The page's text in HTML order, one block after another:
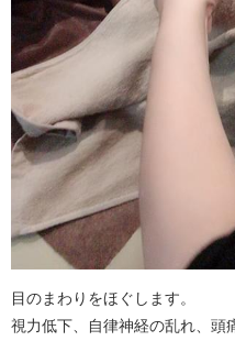
目のまわりをほぐします。
視力低下、自律神経の乱れ、頭